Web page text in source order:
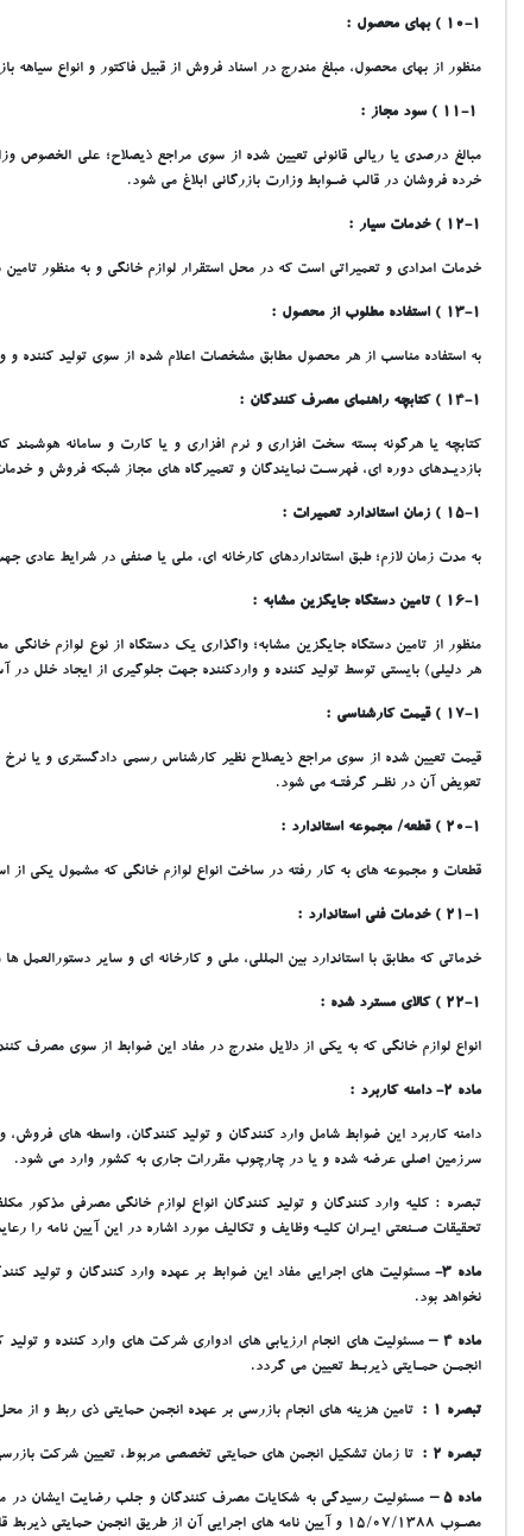
10-1 ) بهاي محصول :
منظور از بهاي محصول، مبلغ مندرج در اسناد فروش از قبيل فاکتور و انواع سياهه
مبالغ درصدي يا ريالي قانوني تعيين شده از سوي مراجع ذيصلاح؛ علي الخصوص
خرده فروشان در قالب ضـوابط وزارت بازرگاني ابلاغ مي شود.
12-1 ) خدمات سيار :
خدمات امدادي و تعميراتي است که در محل استقرار لوازم خانگي و به منظور
13-1 ) استفاده مطلوب از محصول :
به استفاده مناسب از هر محصول مطابق مشخصات اعلام شده از سوي توليد کننده و
14-1 ) کتابچه راهنماي مصرف کنندگان :
کتابچه يا هرگونه بسته سخت افزاري و نرم افزاري و يا کارت و سامانه
بازديـدهاي دوره اي، فهرسـت نمايندگان و تعميرگاه هاي مجاز شبکه فروش و
15-1 ) زمان استاندارد تعميرات :
به مدت زمان لازم؛ طبق استانداردهاي کارخانه اي، ملي يا صنفي در شرايط
16-1 ) تامين دستگاه جايگزين مشابه :
منظور از تامين دستگاه جايگزين مشابه؛ واگذاري يک دستگاه از نوع لوازم
هر دليلي) بايستي توسط توليد کننده و واردکننده جهت جلوگيري از ايجاد خلل
17-1 ) قيمت کارشناسي :
قيمت تعيين شده از سوي مراجع ذيصلاح نظير کارشناس رسمي دادگستري و يا
تعويض آن در نظـر گرفتـه مي شود.
20-1 ) قطعه/ مجموعه استاندارد :
قطعات و مجموعه هاي به کار رفته در ساخت انواع لوازم خانگي که مشمول يکي از
21-1 ) خدمات فني استاندارد :
خدماتي که مطابق با استاندارد بين المللي، ملي و کارخانه اي و ساير
22-1 ) کالاي مسترد شده :
انواع لوازم خانگي که به يکي از دلايل مندرج در مفاد اين ضوابط از سوي مصرف
ماده 2- دامنه کاربرد :
سرزمين اصلي عرضه شده و يا در چارچوب مقررات جاري به کشور وارد مي شود.
تبصره : کليه وارد کنندگان و توليد کنندگان انواع لوازم خانگي مصرفي مذکور
تحقيقات صـنعتي ايـران کليـه وظايف و تکاليف مورد اشاره در اين آيين نامه را
ماده 3-
مسئوليت هاي اجرايي مفاد اين ضوابط بر عهده وارد کنندگان و توليد
نخواهد بود.
ماده 4 –
مسئوليت هاي انجام ارزيابي هاي ادواري شرکت هاي وارد کننده و
انجمـن حمـايتي ذيربـط تعيين مي گردد.
تبصره 1 :
تامين هزينه هاي انجام بازرسي بر عهده انجمن حمايتي ذي ربط و از
تبصره 2 :
تا زمان تشکيل انجمن هاي حمايتي تخصصي مربوط، تعيين شرکت
ماده 5 –
مسئوليت رسيدگي به شکايات مصرف کنندگان و جلب رضايت ايشان در
مصـوب 15/07/1388 و آيين نامه هاي اجرايي آن از طريق انجمن حمايتي ذيربط قابل پيگيري ميباشد.